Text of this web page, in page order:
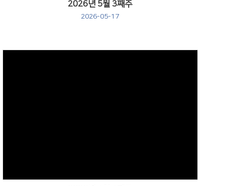
2026년 5월 3째주
2026-05-17